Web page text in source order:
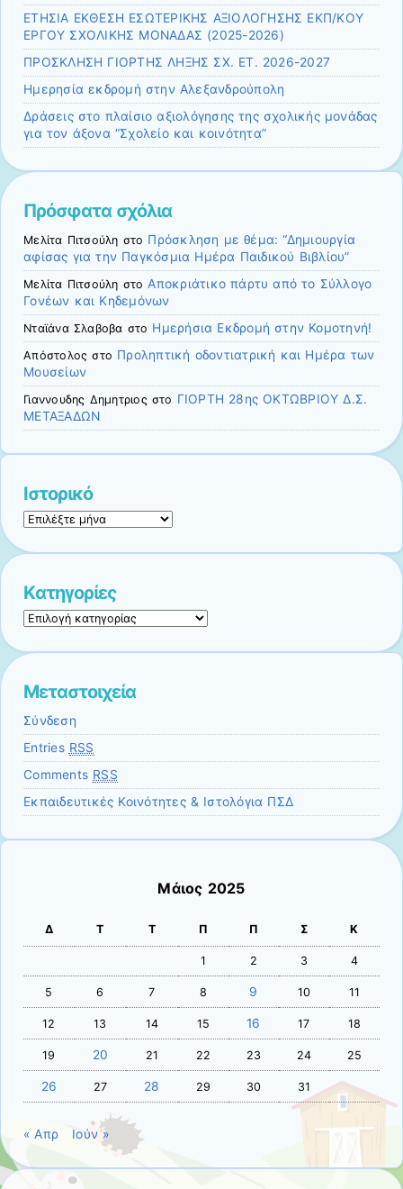
ΕΤΗΣΙΑ ΕΚΘΕΣΗ ΕΣΩΤΕΡΙΚΗΣ ΑΞΙΟΛΟΓΗΣΗΣ ΕΚΠ/ΚΟΥ
ΕΡΓΟΥ ΣΧΟΛΙΚΗΣ ΜΟΝΑΔΑΣ (2025-2026)
ΠΡΟΣΚΛΗΣΗ ΓΙΟΡΤΗΣ ΛΗΞΗΣ ΣΧ. ΕΤ. 2026-2027
Ημερησία εκδρομή στην Αλεξανδρούπολη
Δράσεις στο πλαίσιο αξιολόγησης της σχολικής μονάδας
για τον άξονα “Σχολείο και κοινότητα”
Πρόσφατα σχόλια
Μελίτα Πιτσούλη στο Πρόσκληση με θέμα: “Δημιουργία
αφίσας για την Παγκόσμια Ημέρα Παιδικού Βιβλίου”
Μελίτα Πιτσούλη στο Αποκριάτικο πάρτυ από το Σύλλογο
Γονέων και Κηδεμόνων
Νταϊάνα Σλαβοβα στο Ημερήσια Εκδρομή στην Κομοτηνή!
Απόστολος στο Προληπτική οδοντιατρική και Ημέρα των
Μουσείων
Γιαννουδηϛ Δημητριοϛ στο ΓΙΟΡΤΗ 28ης ΟΚΤΩΒΡΙΟΥ Δ.Σ.
ΜΕΤΑΞΑΔΩΝ
Ιστορικό
Ιστορικό
Kατηγορίες
Kατηγορίες
Μεταστοιχεία
Σύνδεση
Entries RSS
Comments RSS
Εκπαιδευτικές Κοινότητες & Ιστολόγια ΠΣΔ
Μάιος 2025
Δ Τ Τ Π Π Σ Κ
1 2 3 4
5 6 7 8 9 10 11
12 13 14 15 16 17 18
19 20 21 22 23 24 25
26 27 28 29 30 31
« Απρ Ιούν »